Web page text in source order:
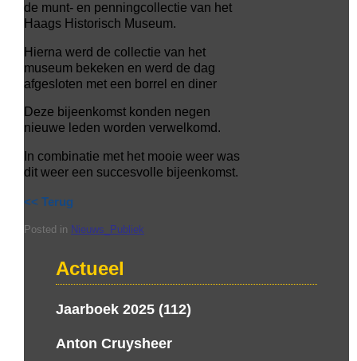
de munt- en penningcollectie van het
Haags Historisch Museum.
Hierna werd de collectie van het
museum bekeken en werd de dag
afgesloten met een borrel en diner
Deze bijeenkomst konden negen
nieuwe leden worden verwelkomd.
In combinatie met het mooie weer was
dit weer een succesvolle bijeenkomst.
<< Terug
Posted in Nieuws_Publiek
Actueel
Jaarboek 2025 (112)
Anton Cruysheer